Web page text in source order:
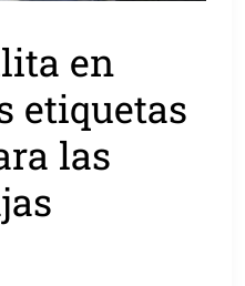
en
etiquetas
las